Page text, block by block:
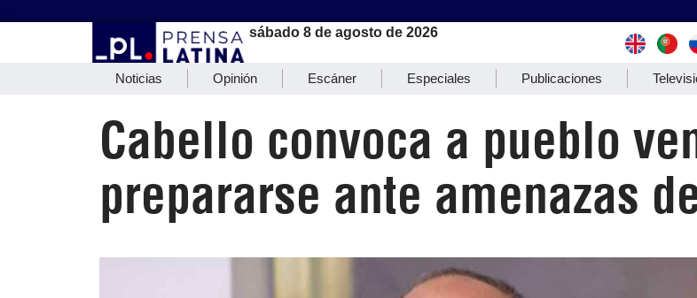
sábado 8 de agosto de 2026
Noticias Opinión Escáner Especiales Publicaciones
Cabello convoca a pueblo
prepararse ante amenazas